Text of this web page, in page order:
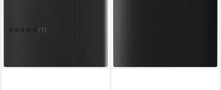
Bluetooth, WLAN Netzwerkstandard
100 W Gesamtleistung
2,81 kg
Gewicht
(1)
399,00 €
19,82 €mtl. in 24 Raten
in 1-2 Werktagen bei dir
Bluetooth, WLAN
60 W
1,73 kg
214,91 €
19,63 €
-14%